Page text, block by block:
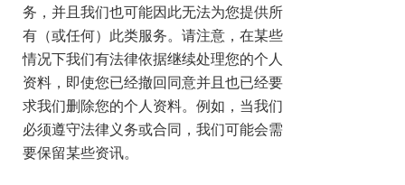
务，并且我们也可能因此无法为您提供所
有（或任何）此类服务。请注意，在某些
情况下我们有法律依据继续处理您的个人
资料，即使您已经撤回同意并且也已经要
求我们删除您的个人资料。例如，当我们
必须遵守法律义务或合同，我们可能会需
要保留某些资讯。